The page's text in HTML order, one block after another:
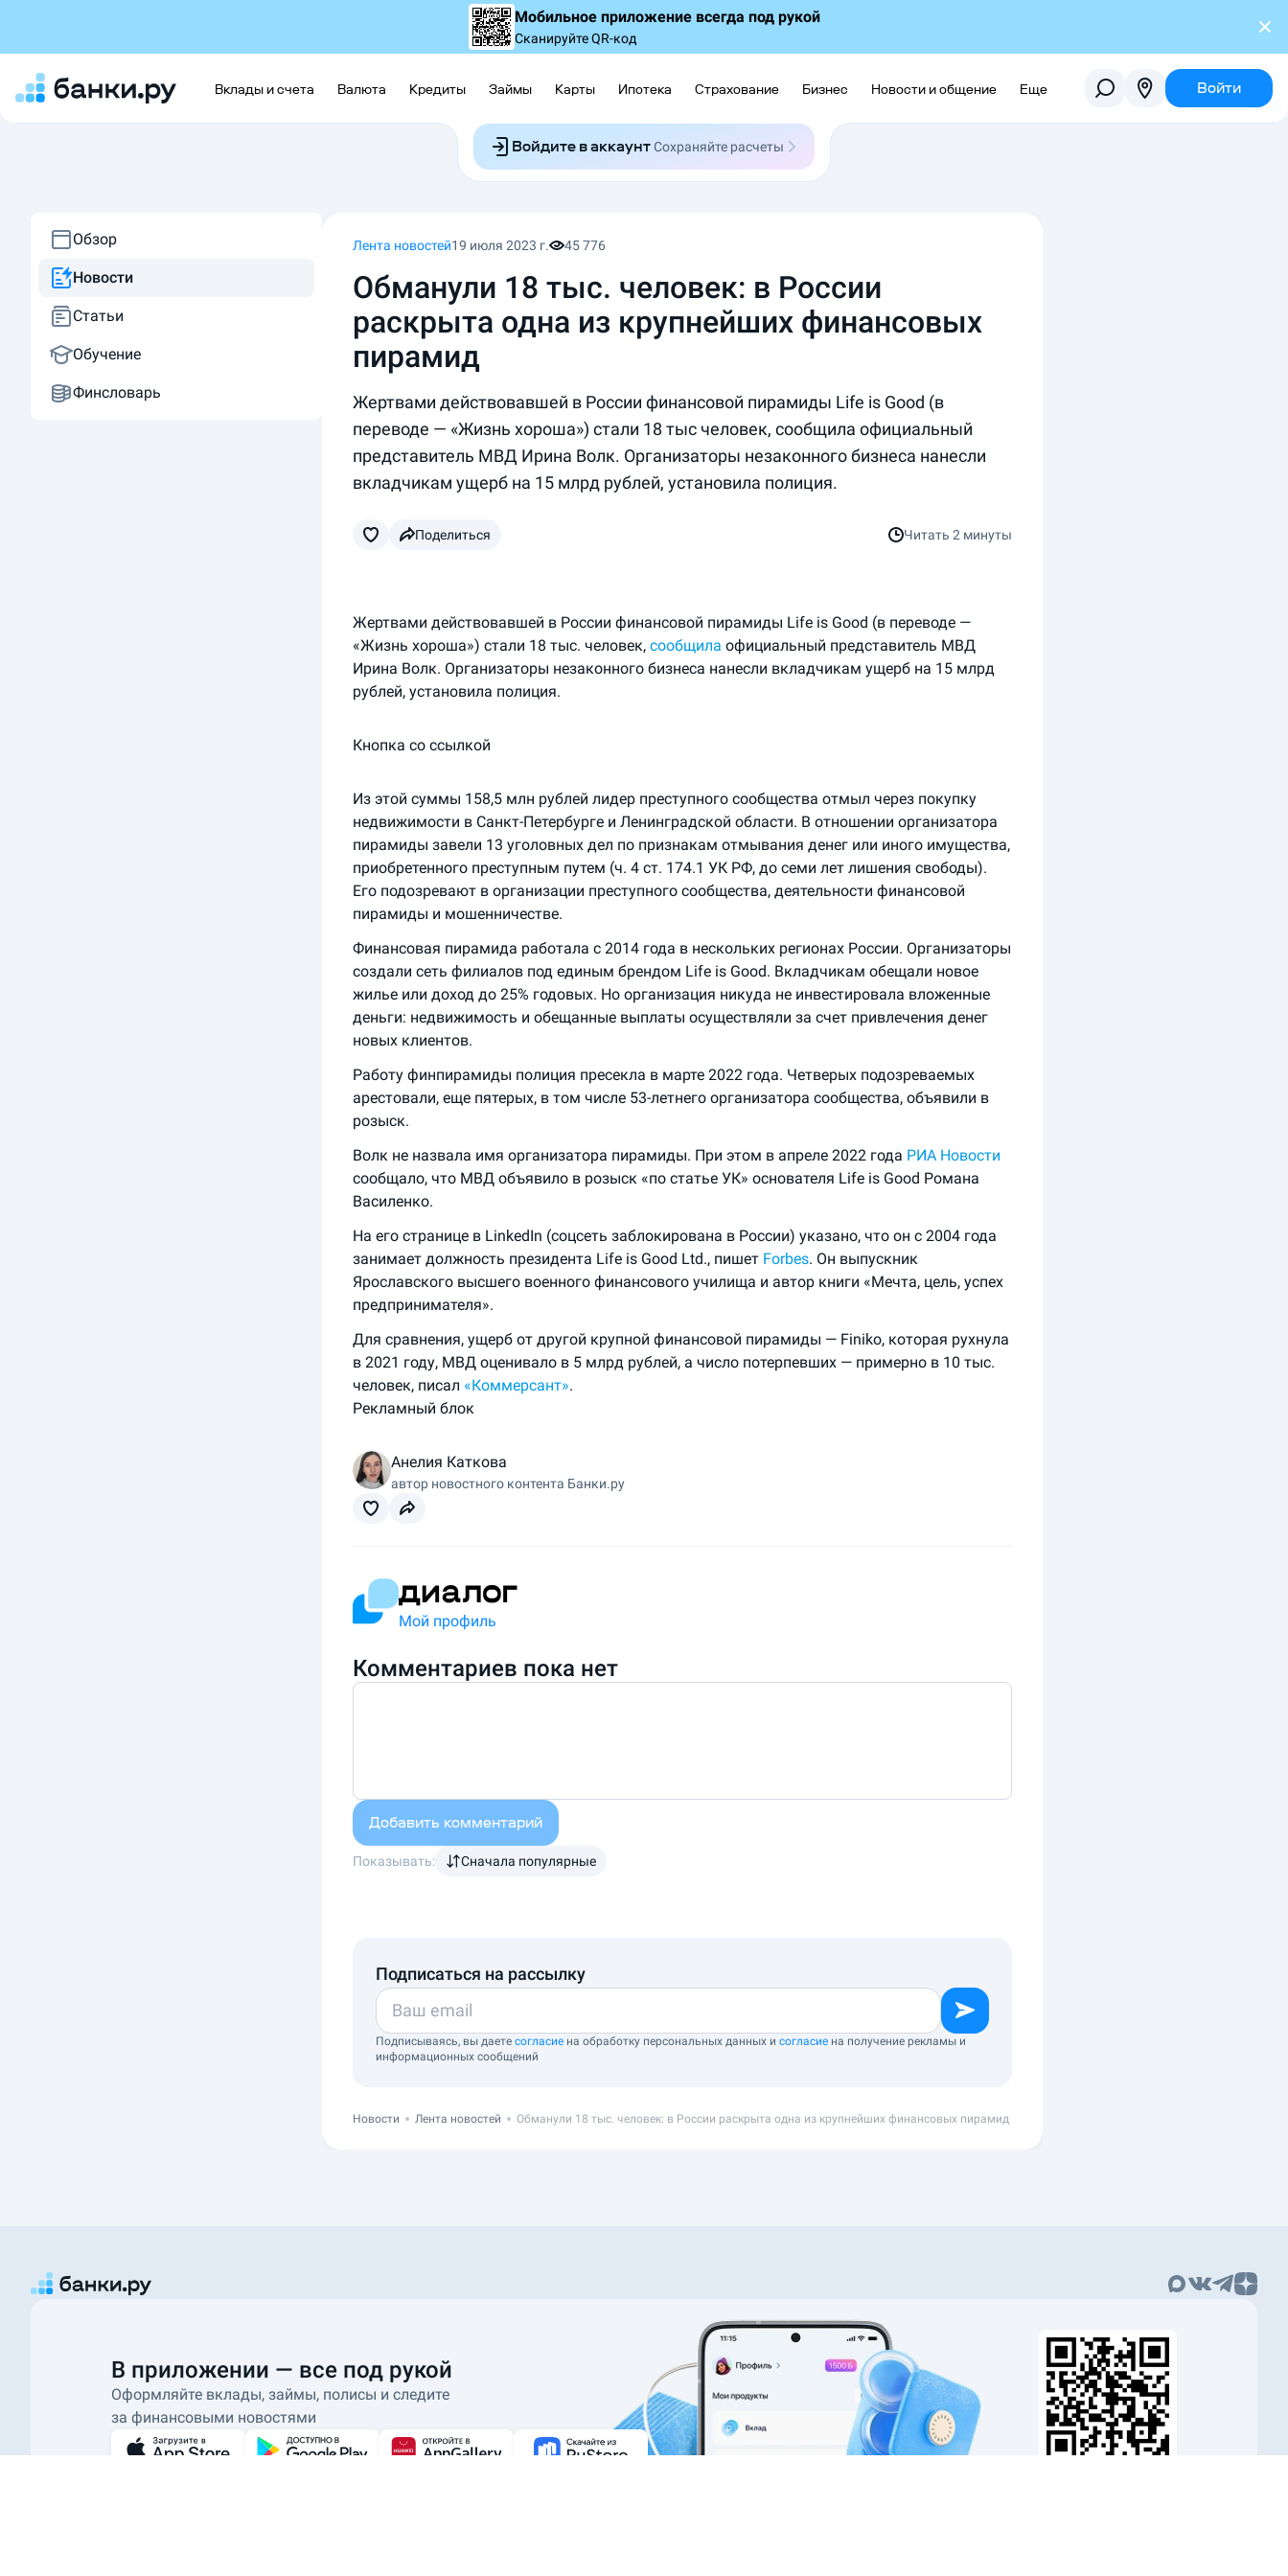
Мобильное приложение всегда под рукой
Сканируйте QR-код
Вклады и счета Валюта Кредиты Займы Карты Ипотека Страхование Бизнес Новости и общение Еще Войти
Войдите в аккаунтСохраняйте расчеты
Участвуйте в акциях
Обзор
Новости
Статьи
Обучение
Финсловарь
Лента новостей19 июля 2023 г. 45 776
Обманули 18 тыс. человек: в России
раскрыта одна из крупнейших финансовых
пирамид
Жертвами действовавшей в России финансовой пирамиды Life is Good (в
переводе — «Жизнь хороша») стали 18 тыс человек, сообщила официальный
представитель МВД Ирина Волк. Организаторы незаконного бизнеса нанесли
вкладчикам ущерб на 15 млрд рублей, установила полиция.
Поделиться Читать 2 минуты
Жертвами действовавшей в России финансовой пирамиды Life is Good (в переводе —
«Жизнь хороша») стали 18 тыс. человек, сообщила официальный представитель МВД
Ирина Волк. Организаторы незаконного бизнеса нанесли вкладчикам ущерб на 15 млрд
рублей, установила полиция.
Кнопка со ссылкой
Из этой суммы 158,5 млн рублей лидер преступного сообщества отмыл через покупку
недвижимости в Санкт-Петербурге и Ленинградской области. В отношении организатора
пирамиды завели 13 уголовных дел по признакам отмывания денег или иного имущества,
приобретенного преступным путем (ч. 4 ст. 174.1 УК РФ, до семи лет лишения свободы).
Его подозревают в организации преступного сообщества, деятельности финансовой
пирамиды и мошенничестве.
Финансовая пирамида работала с 2014 года в нескольких регионах России. Организаторы
создали сеть филиалов под единым брендом Life is Good. Вкладчикам обещали новое
жилье или доход до 25% годовых. Но организация никуда не инвестировала вложенные
деньги: недвижимость и обещанные выплаты осуществляли за счет привлечения денег
новых клиентов.
Работу финпирамиды полиция пресекла в марте 2022 года. Четверых подозреваемых
арестовали, еще пятерых, в том числе 53-летнего организатора сообщества, объявили в
розыск.
Волк не назвала имя организатора пирамиды. При этом в апреле 2022 года РИА Новости
сообщало, что МВД объявило в розыск «по статье УК» основателя Life is Good Романа
Василенко.
На его странице в LinkedIn (соцсеть заблокирована в России) указано, что он с 2004 года
занимает должность президента Life is Good Ltd., пишет Forbes. Он выпускник
Ярославского высшего военного финансового училища и автор книги «Мечта, цель, успех
предпринимателя».
Для сравнения, ущерб от другой крупной финансовой пирамиды — Finiko, которая рухнула
в 2021 году, МВД оценивало в 5 млрд рублей, а число потерпевших — примерно в 10 тыс.
человек, писал «Коммерсант».
Рекламный блок
Анелия Каткова
автор новостного контента Банки.ру
Мой профиль
Комментариев пока нет
Добавить комментарий
Показывать: Сначала популярные
Подписаться на рассылку
Подписываясь, вы даете согласие на обработку персональных данных и согласие на получение рекламы и
информационных сообщений
Новости Лента новостей Обманули 18 тыс. человек: в России раскрыта одна из крупнейших финансовых пирамид
В приложении — все под рукой
Оформляйте вклады, займы, полисы и следите
за финансовыми новостями